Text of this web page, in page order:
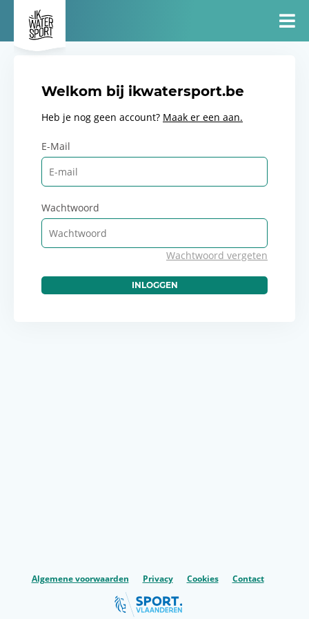
Welkom bij ikwatersport.be
Heb je nog geen account? Maak er een aan.
E-Mail
Wachtwoord
Wachtwoord vergeten
INLOGGEN
Algemene voorwaarden Privacy Cookies Contact